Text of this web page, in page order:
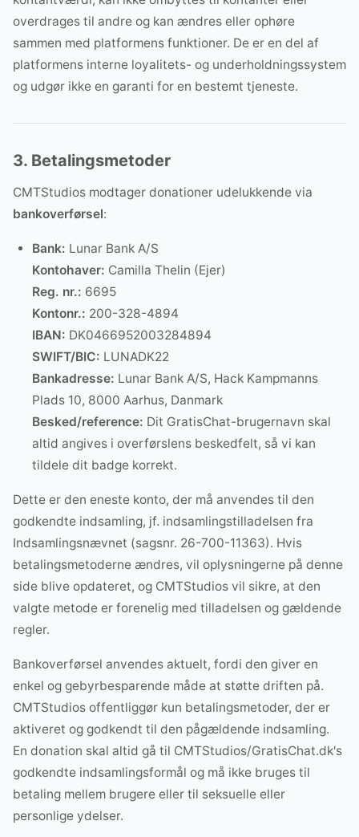
overdrages til andre og kan ændres eller ophøre
sammen med platformens funktioner. De er en del af
platformens interne loyalitets- og underholdningssystem
og udgør ikke en garanti for en bestemt tjeneste.
3. Betalingsmetoder
CMTStudios modtager donationer udelukkende via
bankoverførsel:
Bank: Lunar Bank A/S
Kontohaver: Camilla Thelin (Ejer)
Reg. nr.: 6695
Kontonr.: 200-328-4894
IBAN: DK0466952003284894
SWIFT/BIC: LUNADK22
Bankadresse: Lunar Bank A/S, Hack Kampmanns
Plads 10, 8000 Aarhus, Danmark
Besked/reference: Dit GratisChat-brugernavn skal
altid angives i overførslens beskedfelt, så vi kan
tildele dit badge korrekt.
Dette er den eneste konto, der må anvendes til den
godkendte indsamling, jf. indsamlingstilladelsen fra
Indsamlingsnævnet (sagsnr. 26-700-11363). Hvis
betalingsmetoderne ændres, vil oplysningerne på denne
side blive opdateret, og CMTStudios vil sikre, at den
valgte metode er forenelig med tilladelsen og gældende
regler.
Bankoverførsel anvendes aktuelt, fordi den giver en
enkel og gebyrbesparende måde at støtte driften på.
CMTStudios offentliggør kun betalingsmetoder, der er
aktiveret og godkendt til den pågældende indsamling.
En donation skal altid gå til CMTStudios/GratisChat.dk's
godkendte indsamlingsformål og må ikke bruges til
betaling mellem brugere eller til seksuelle eller
personlige ydelser.